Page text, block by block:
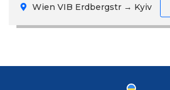
Wien VIB Erdbergstr → Kyiv